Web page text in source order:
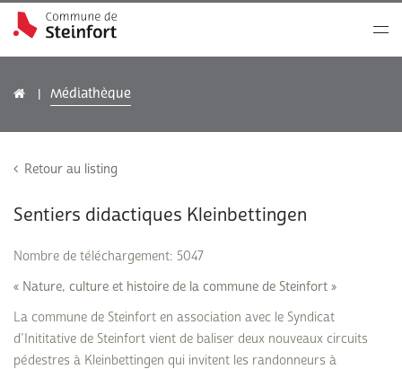
Médiathèque
Retour au listing
Sentiers didactiques Kleinbettingen
Nombre de téléchargement: 5047
« Nature, culture et histoire de la commune de Steinfort »
La commune de Steinfort en association avec le Syndicat
d’Inititative de Steinfort vient de baliser deux nouveaux circuits
pédestres à Kleinbettingen qui invitent les randonneurs à